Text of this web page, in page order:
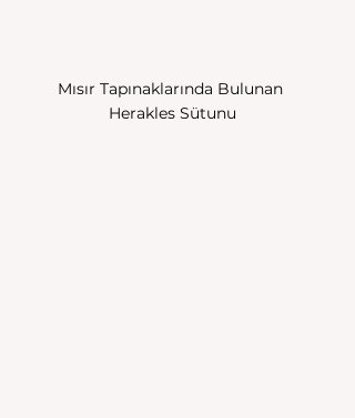
Mısır Tapınaklarında Bulunan
Herakles Sütunu